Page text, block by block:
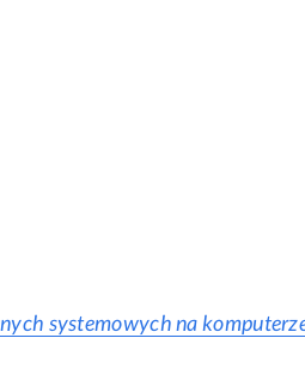
systemowych na